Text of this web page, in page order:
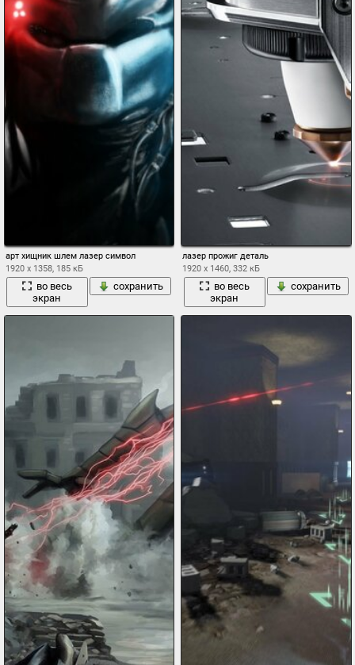
арт хищник шлем лазер символ
1920 x 1358, 185 кБ
во весь
экран
сохранить
лазер прожиг деталь
1920 x 1460, 332 кБ
во весь
экран
сохранить